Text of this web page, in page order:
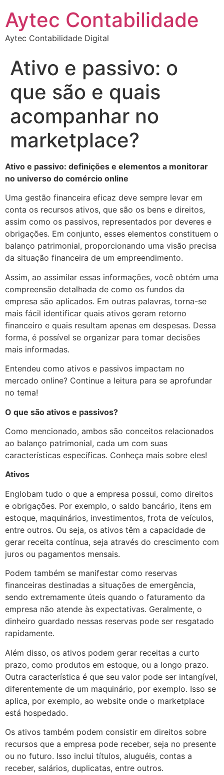
Aytec Contabilidade
Aytec Contabilidade Digital
Ativo e passivo: o
que são e quais
acompanhar no
marketplace?
Ativo e passivo: definições e elementos a monitorar
no universo do comércio online
Uma gestão financeira eficaz deve sempre levar em
conta os recursos ativos, que são os bens e direitos,
assim como os passivos, representados por deveres e
obrigações. Em conjunto, esses elementos constituem o
balanço patrimonial, proporcionando uma visão precisa
da situação financeira de um empreendimento.
Assim, ao assimilar essas informações, você obtém uma
compreensão detalhada de como os fundos da
empresa são aplicados. Em outras palavras, torna-se
mais fácil identificar quais ativos geram retorno
financeiro e quais resultam apenas em despesas. Dessa
forma, é possível se organizar para tomar decisões
mais informadas.
Entendeu como ativos e passivos impactam no
mercado online? Continue a leitura para se aprofundar
no tema!
O que são ativos e passivos?
Como mencionado, ambos são conceitos relacionados
ao balanço patrimonial, cada um com suas
características específicas. Conheça mais sobre eles!
Ativos
Englobam tudo o que a empresa possui, como direitos
e obrigações. Por exemplo, o saldo bancário, itens em
estoque, maquinários, investimentos, frota de veículos,
entre outros. Ou seja, os ativos têm a capacidade de
gerar receita contínua, seja através do crescimento com
juros ou pagamentos mensais.
Podem também se manifestar como reservas
financeiras destinadas a situações de emergência,
sendo extremamente úteis quando o faturamento da
empresa não atende às expectativas. Geralmente, o
dinheiro guardado nessas reservas pode ser resgatado
rapidamente.
Além disso, os ativos podem gerar receitas a curto
prazo, como produtos em estoque, ou a longo prazo.
Outra característica é que seu valor pode ser intangível,
diferentemente de um maquinário, por exemplo. Isso se
aplica, por exemplo, ao website onde o marketplace
está hospedado.
Os ativos também podem consistir em direitos sobre
recursos que a empresa pode receber, seja no presente
ou no futuro. Isso inclui títulos, aluguéis, contas a
receber, salários, duplicatas, entre outros.